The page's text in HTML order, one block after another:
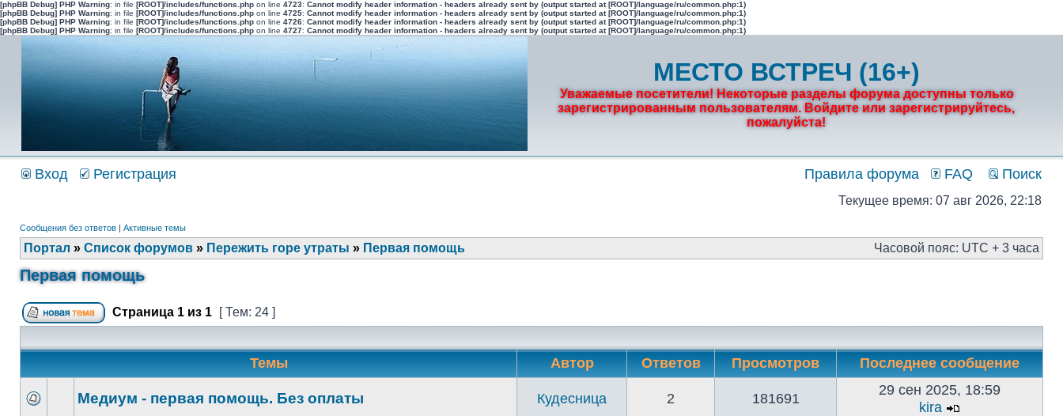
[phpBB Debug] PHP Warning: in file [ROOT]/includes/functions.php on line 4723: Cannot modify header information - headers already sent by (output started at [ROOT]/language/ru/common.php:1)
[phpBB Debug] PHP Warning: in file [ROOT]/includes/functions.php on line 4725: Cannot modify header information - headers already sent by (output started at [ROOT]/language/ru/common.php:1)
[phpBB Debug] PHP Warning: in file [ROOT]/includes/functions.php on line 4726: Cannot modify header information - headers already sent by (output started at [ROOT]/language/ru/common.php:1)
[phpBB Debug] PHP Warning: in file [ROOT]/includes/functions.php on line 4727: Cannot modify header information - headers already sent by (output started at [ROOT]/language/ru/common.php:1)
МЕСТО ВСТРЕЧ (16+)
Уважаемые посетители! Некоторые разделы форума доступны только
зарегистрированным пользователям. Войдите или зарегистрируйтесь,
пожалуйста!
Вход Регистрация Правила форума FAQ Поиск
Текущее время: 07 авг 2026, 22:18
Сообщения без ответов | Активные темы
Портал » Список форумов » Пережить горе утраты » Первая помощь Часовой пояс: UTC + 3 часа
Первая помощь
Страница 1 из 1 [ Тем: 24 ]
Темы Автор Ответов Просмотров Последнее сообщение
Медиум - первая помощь. Без оплаты Кудесница 2 181691
29 сен 2025, 18:59
kira